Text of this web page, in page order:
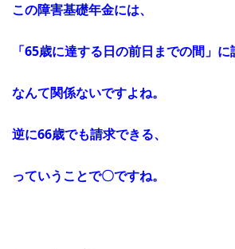
この障害基礎年金には、
「65歳に達する日の前日までの間」に
なんて関係ないですよね。
逆に66歳でも請求できる、
っていうことで〇ですね。